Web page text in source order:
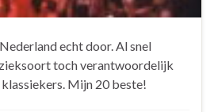
echt door. Al snel
toch verantwoordelijk
Mijn 20 beste!